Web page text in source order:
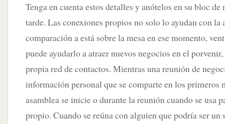
Tenga en cuenta estos detalles y anótelos en su bloc de
tarde. Las conexiones propios no solo lo ayudan con
comparación a está sobre la mesa en ese momento,
puede ayudarlo a atraer nuevos negocios en el
propia red de contactos. Mientras una reunión de
información personal que se comparte en los primeros
asamblea se inicie o durante la reunión cuando se usa
propio. Cuando se reúna con alguien que podría ser un